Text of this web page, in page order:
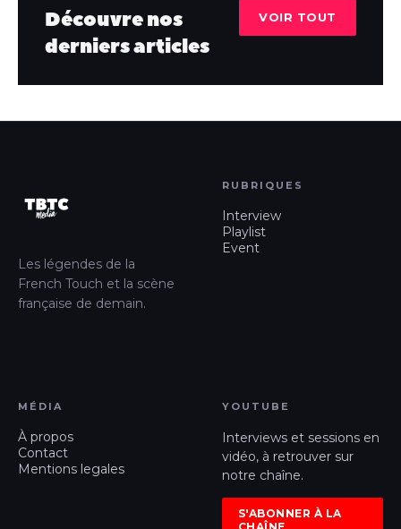
Découvre nos
derniers articles
VOIR TOUT
Les légendes de la
French Touch et la scène
française de demain.
RUBRIQUES
Interview
Playlist
Event
MÉDIA
À propos
Contact
Mentions legales
YOUTUBE
Interviews et sessions en
vidéo, à retrouver sur
notre chaîne.
S'ABONNER À LA